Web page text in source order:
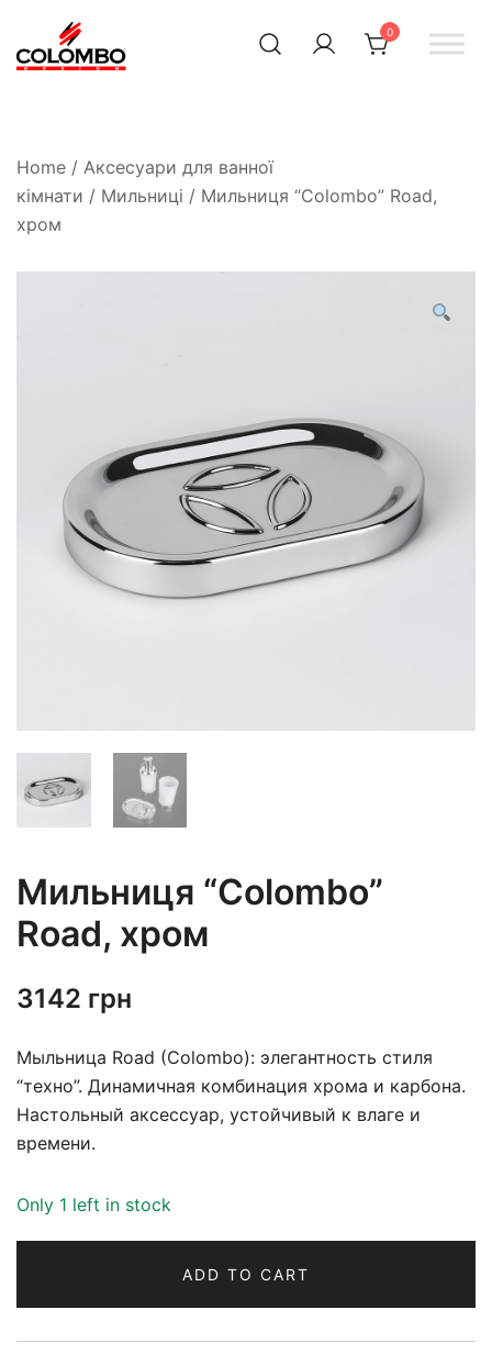
0
Home / Аксесуари для ванної
кімнати / Мильниці / Мильниця “Colombo” Road,
хром
Мильниця “Colombo”
Road, хром
3142 грн
Мыльница Road (Colombo): элегантность стиля
“техно”. Динамичная комбинация хрома и карбона.
Настольный аксессуар, устойчивый к влаге и
времени.
Only 1 left in stock
ADD TO CART